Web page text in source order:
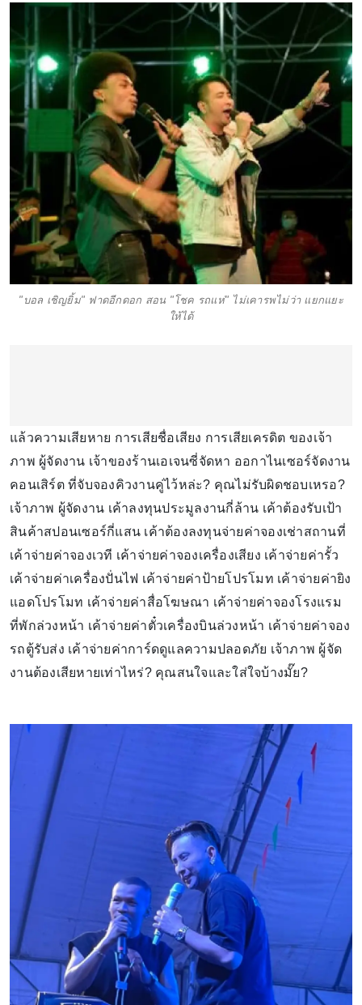
"บอล เชิญยิ้ม" ฟาดอีกดอก สอน "โชค รถแห่" ไม่เคารพไม่ว่า แยกแยะ
ให้ได้
แล้วความเสียหาย การเสียชื่อเสียง การเสียเครดิต ของเจ้า
ภาพ ผู้จัดงาน เจ้าของร้านเอเจนซี่จัดหา ออกาไนเซอร์จัดงาน
คอนเสิร์ต ที่จับจองคิวงานคู่ไว้หล่ะ? คุณไม่รับผิดชอบเหรอ?
เจ้าภาพ ผู้จัดงาน เค้าลงทุนประมูลงานกี่ล้าน เค้าต้องรับเป้า
สินค้าสปอนเซอร์กี่แสน เค้าต้องลงทุนจ่ายค่าจองเช่าสถานที่
เค้าจ่ายค่าจองเวที เค้าจ่ายค่าจองเครื่องเสียง เค้าจ่ายค่ารั้ว
เค้าจ่ายค่าเครื่องปั่นไฟ เค้าจ่ายค่าป้ายโปรโมท เค้าจ่ายค่ายิง
แอดโปรโมท เค้าจ่ายค่าสื่อโฆษณา เค้าจ่ายค่าจองโรงแรม
ที่พักล่วงหน้า เค้าจ่ายค่าตั๋วเครื่องบินล่วงหน้า เค้าจ่ายค่าจอง
รถตู้รับส่ง เค้าจ่ายค่าการ์ดดูแลความปลอดภัย เจ้าภาพ ผู้จัด
งานต้องเสียหายเท่าไหร่? คุณสนใจและใส่ใจบ้างมั๊ย?